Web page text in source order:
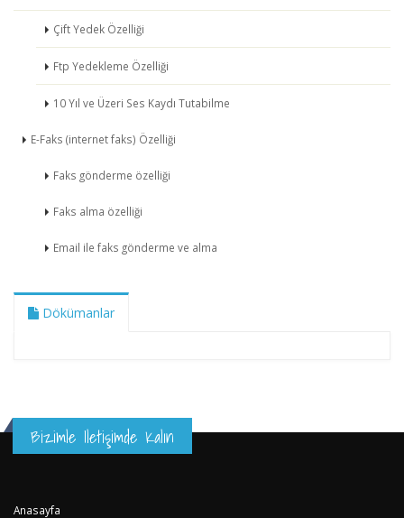
Çift Yedek Özelliği
Ftp Yedekleme Özelliği
10 Yıl ve Üzeri Ses Kaydı Tutabilme
E-Faks (internet faks) Özelliği
Faks gönderme özelliği
Faks alma özelliği
Email ile faks gönderme ve alma
Dökümanlar
Bizimle Iletişimde Kalın
Anasayfa